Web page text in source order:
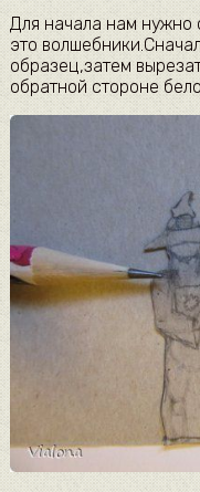
Для начала нам нужно
это
образец,затем
обратной стороне